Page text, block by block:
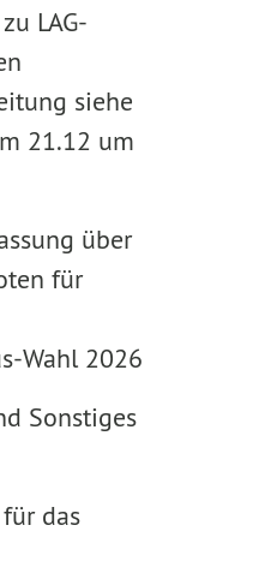
LAG-
siehe
21.12 um
über
für
Wahl 2026
Sonstiges
das